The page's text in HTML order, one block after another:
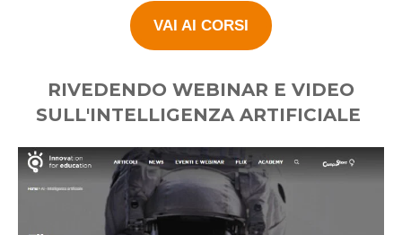
VAI AI CORSI
RIVEDENDO WEBINAR E VIDEO
SULL'INTELLIGENZA ARTIFICIALE